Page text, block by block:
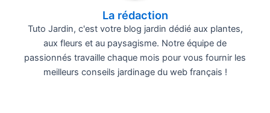
La rédaction
Tuto Jardin, c'est votre blog jardin dédié aux plantes,
aux fleurs et au paysagisme. Notre équipe de
passionnés travaille chaque mois pour vous fournir les
meilleurs conseils jardinage du web français !